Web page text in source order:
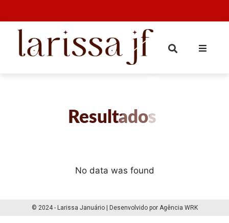
Resultados
No data was found
© 2024 - Larissa Januário | Desenvolvido por Agência WRK